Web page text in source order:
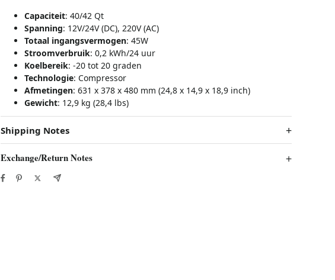
Capaciteit: 40/42 Qt
Spanning: 12V/24V (DC), 220V (AC)
Totaal ingangsvermogen: 45W
Stroomverbruik: 0,2 kWh/24 uur
Koelbereik: -20 tot 20 graden
Technologie: Compressor
Afmetingen: 631 x 378 x 480 mm (24,8 x 14,9 x 18,9 inch)
Gewicht: 12,9 kg (28,4 lbs)
Shipping Notes
Exchange/Return Notes